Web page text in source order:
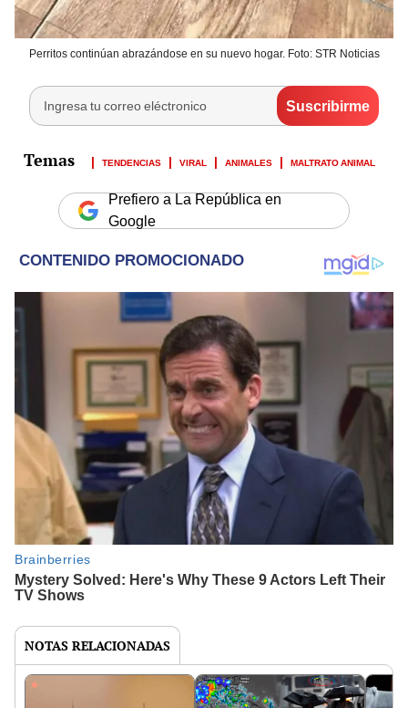
Perritos continúan abrazándose en su nuevo hogar. Foto: STR Noticias
TENDENCIAS VIRAL ANIMALES MALTRATO ANIMAL
Prefiero a La República en
Google
NOTAS RELACIONADAS